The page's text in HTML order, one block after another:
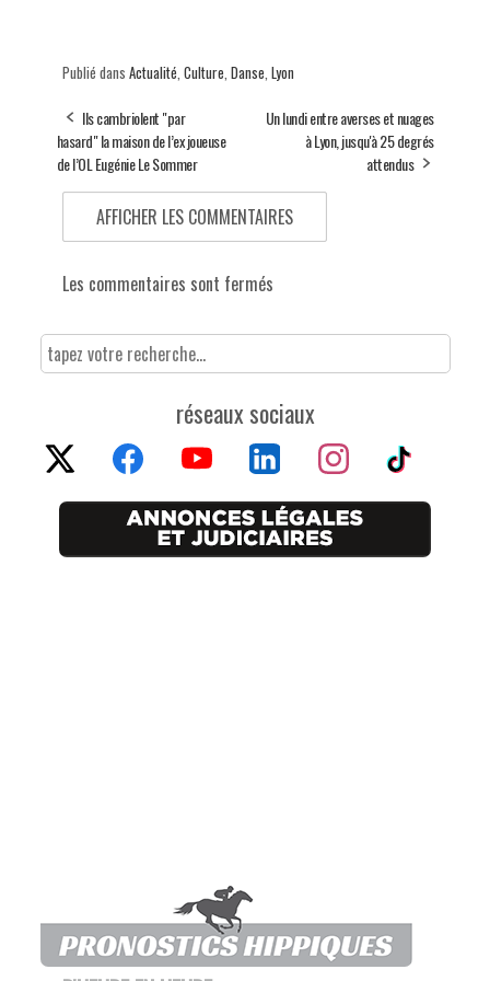
Publié dans Actualité Culture Danse Lyon
Ils cambriolent "par
hasard" la maison de l’ex joueuse
de l’OL Eugénie Le Sommer
Un lundi entre averses et nuages
à Lyon, jusqu'à 25 degrés
attendus
AFFICHER LES COMMENTAIRES
Les commentaires sont fermés
réseaux sociaux